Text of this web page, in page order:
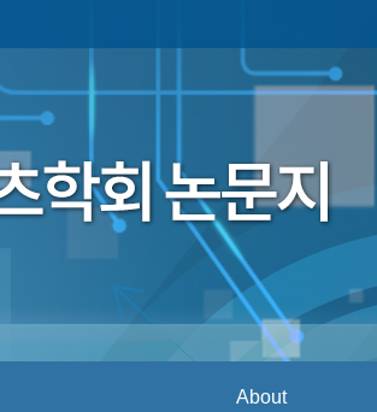
About